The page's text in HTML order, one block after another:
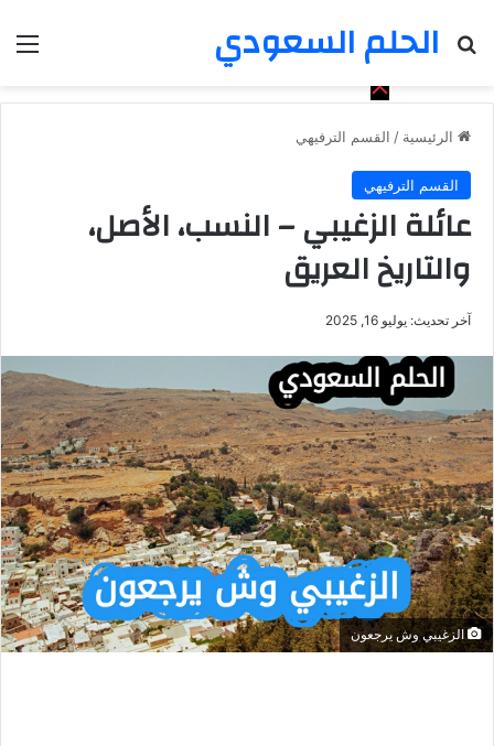
الحلم السعودي
بحث عن
الرئيسية / القسم الترفيهي
القسم الترفيهي
عائلة الزغيبي – النسب، الأصل،
والتاريخ العريق
آخر تحديث: يوليو 16, 2025
الزغيبي وش يرجعون